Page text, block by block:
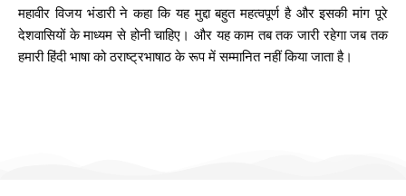
महावीर विजय भंडारी ने कहा कि यह मुद्दा बहुत महत्वपूर्ण है और इसकी मांग पूरे
देशवासियों के माध्यम से होनी चाहिए। और यह काम तब तक जारी रहेगा जब तक
हमारी हिंदी भाषा को ठराष्ट्रभाषाठ के रूप में सम्मानित नहीं किया जाता है।